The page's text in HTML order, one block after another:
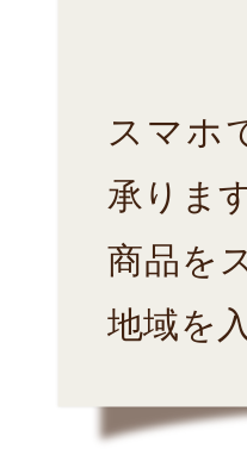
スマホ
承りま
商品を
地域を